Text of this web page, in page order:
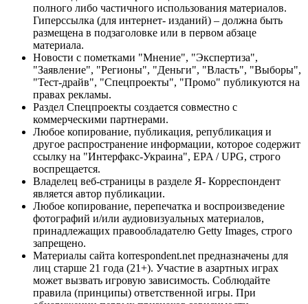
полного либо частичного использования материалов.
Гиперссылка (для интернет- изданий) – должна быть
размещена в подзаголовке или в первом абзаце
материала.
Новости с пометками "Мнение", "Экспертиза",
"Заявление", "Регионы", "Деньги", "Власть", "Выборы",
"Тест-драйв", "Спецпроекты", "Промо" публикуются на
правах рекламы.
Раздел Спецпроекты создается совместно с
коммерческими партнерами.
Любое копирование, публикация, републикация и
другое распространение информации, которое содержит
ссылку на "Интерфакс-Украина", EPA / UPG, строго
воспрещается.
Владелец веб-страницы в разделе Я- Корреспондент
является автор публикации.
Любое копирование, перепечатка и воспроизведение
фотографий и/или аудиовизуальных материалов,
принадлежащих правообладателю Getty Images, строго
запрещено.
Материалы сайта korrespondent.net предназначены для
лиц старше 21 года (21+). Участие в азартных играх
может вызвать игровую зависимость. Соблюдайте
правила (принципы) ответственной игры. При